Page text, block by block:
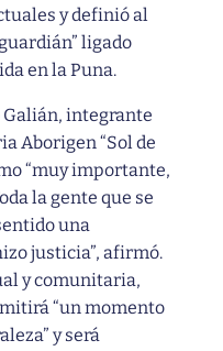
y definió al
ligado
en la Puna.
Galián, integrante
Aborigen “Sol de
“muy importante,
la gente que se
una
justicia”, afirmó.
y comunitaria,
“un momento
y será